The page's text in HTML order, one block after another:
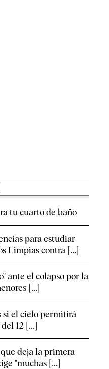
tu cuarto de baño
para estudiar
Limpias contra [...]
ante el colapso por la
[...]
si el cielo permitirá
12 [...]
deja la primera
"muchas [...]